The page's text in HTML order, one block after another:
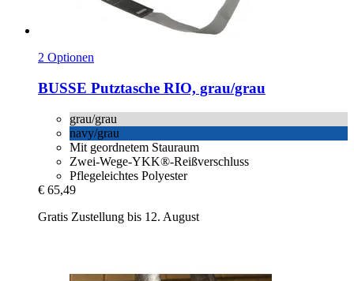
2 Optionen
BUSSE Putztasche RIO, grau/grau
grau/grau
navy/grau
Mit geordnetem Stauraum
Zwei-Wege-YKK®-Reißverschluss
Pflegeleichtes Polyester
€ 65,49
Gratis Zustellung bis 12. August